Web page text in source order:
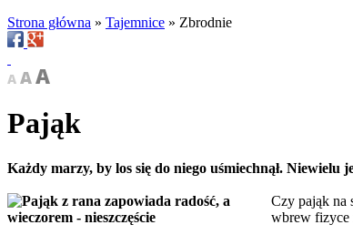
Strona główna » Tajemnice » Zbrodnie
Pająk
Każdy marzy, by los się do niego uśmiechnął.
Czy pająk na
wbrew fizyce